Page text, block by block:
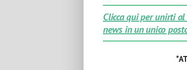
Clicca qui per unirti
news in un unico